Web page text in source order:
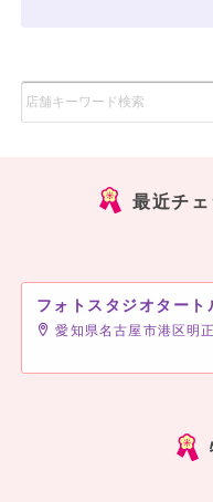
最近チ
フォトスタジオター
愛知県名古屋市港区明